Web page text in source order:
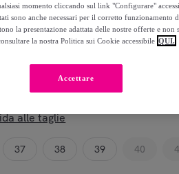
alle taglie
37 38 39 40
momento cliccando sul link "Configurare"
sono anche necessari per il corretto funzionamento
la presentazione adattata delle nostre offerte e non
la nostra Politica sui Cookie accessibile QUI.
Accettare